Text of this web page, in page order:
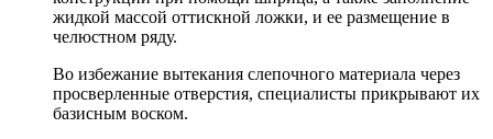
жидкой массой оттискной ложки, и ее размещение в
челюстном ряду.
Во избежание вытекания слепочного материала через
просверленные отверстия, специалисты прикрывают их
базисным воском.